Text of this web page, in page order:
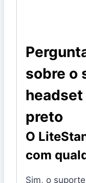
sobre o
preto
O
com
Sim, o